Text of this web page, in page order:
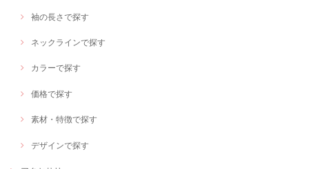
袖の長さで探す
ネックラインで探す
カラーで探す
価格で探す
素材・特徴で探す
デザインで探す